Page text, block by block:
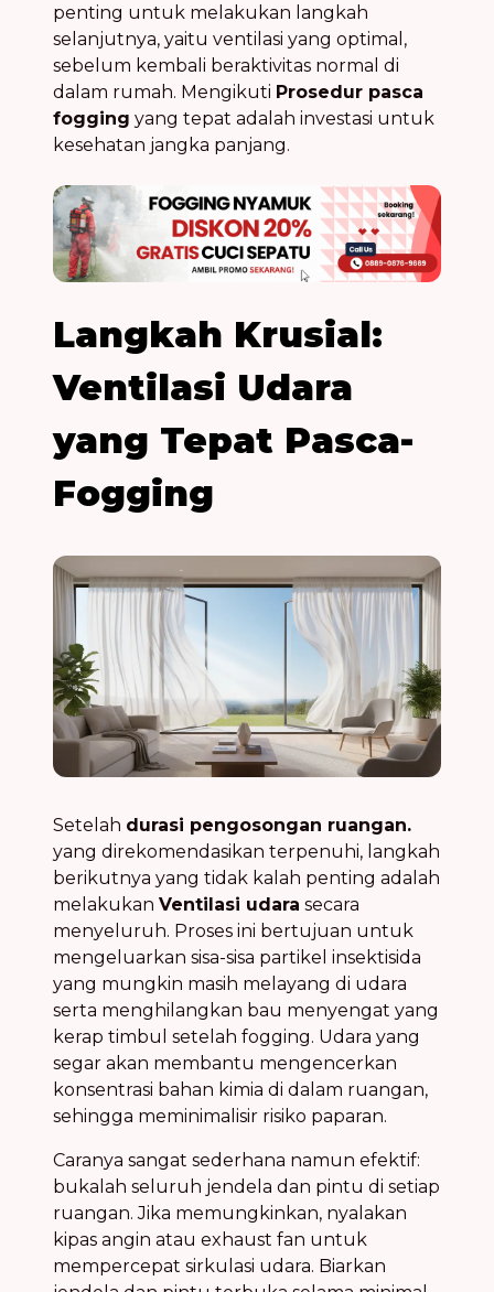
penting untuk melakukan langkah
selanjutnya, yaitu ventilasi yang optimal,
sebelum kembali beraktivitas normal di
dalam rumah. Mengikuti Prosedur pasca
fogging yang tepat adalah investasi untuk
kesehatan jangka panjang.
Langkah Krusial:
Ventilasi Udara
yang Tepat Pasca-
Fogging
Setelah durasi pengosongan ruangan.
yang direkomendasikan terpenuhi, langkah
berikutnya yang tidak kalah penting adalah
melakukan Ventilasi udara secara
menyeluruh. Proses ini bertujuan untuk
mengeluarkan sisa-sisa partikel insektisida
yang mungkin masih melayang di udara
serta menghilangkan bau menyengat yang
kerap timbul setelah fogging. Udara yang
segar akan membantu mengencerkan
konsentrasi bahan kimia di dalam ruangan,
sehingga meminimalisir risiko paparan.
Caranya sangat sederhana namun efektif:
bukalah seluruh jendela dan pintu di setiap
ruangan. Jika memungkinkan, nyalakan
kipas angin atau exhaust fan untuk
mempercepat sirkulasi udara. Biarkan